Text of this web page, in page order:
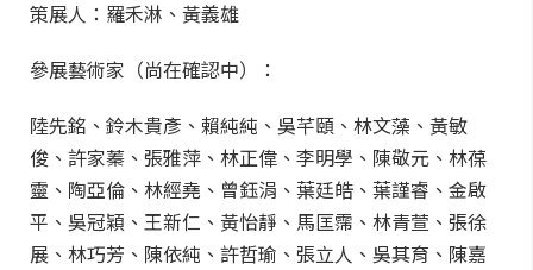
策展人：羅禾淋、黃義雄
參展藝術家（尚在確認中）：
陸先銘、鈴木貴彥、賴純純、吳芊頤、林文藻、黃敏
俊、許家蓁、張雅萍、林正偉、李明學、陳敬元、林葆
靈、陶亞倫、林經堯、曾鈺涓、葉廷皓、葉謹睿、金啟
平、吳冠穎、王新仁、黃怡靜、馬匡霈、林青萱、張徐
展、林巧芳、陳依純、許哲瑜、張立人、吳其育、陳嘉